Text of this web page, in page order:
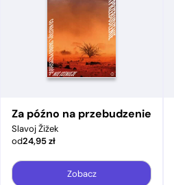
Za późno na przebudzenie
Slavoj Žižek
od24,95zł
Zobacz